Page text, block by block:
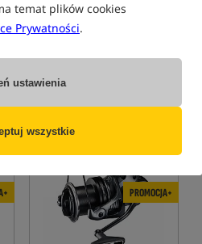
temat plików cookies
Prywatności.
ustawienia
wszystkie
994,99
Min. cena z 30 dni przed
Promocja
PROMOCJA+